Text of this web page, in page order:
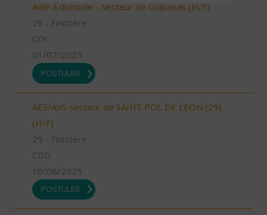
Aide à domicile - Secteur de Guipavas (H/F)
29 - Finistère
CDI
01/07/2025
POSTULER
AES/AVS secteur de SAINT POL DE LEON (29)
(H/F)
29 - Finistère
CDD
10/06/2025
POSTULER